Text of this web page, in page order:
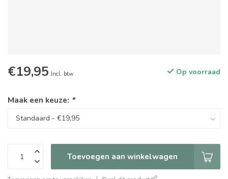
€19,95 Incl. btw Op voorraad
Maak een keuze: *
Toevoegen aan winkelwagen